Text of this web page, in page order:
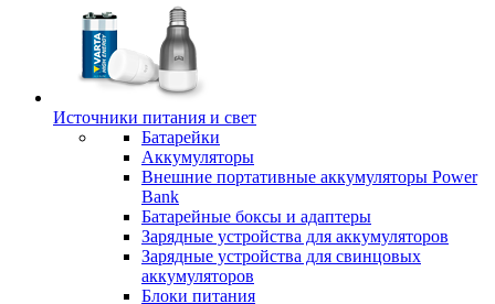
Источники питания и свет
Батарейки
Аккумуляторы
Внешние портативные аккумуляторы Power
Bank
Батарейные боксы и адаптеры
Зарядные устройства для аккумуляторов
Зарядные устройства для свинцовых
аккумуляторов
Блоки питания